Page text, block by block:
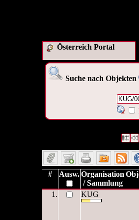
Österreich Portal
Suche nach Objekten
# Ausw.Organisation
/ Sammlung
1. KUG